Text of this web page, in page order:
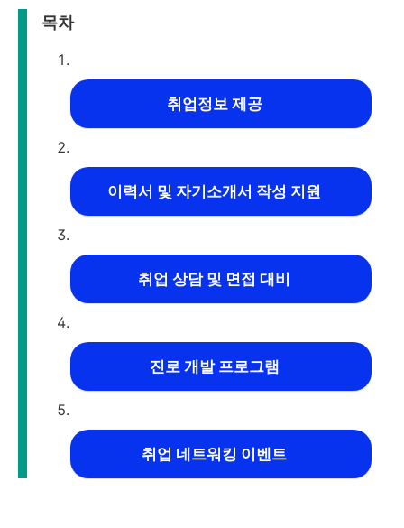
목차
취업정보 제공
이력서 및 자기소개서 작성 지원
취업 상담 및 면접 대비
진로 개발 프로그램
취업 네트워킹 이벤트